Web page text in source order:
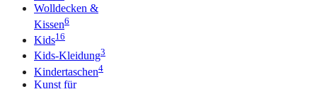
Wolldecken &
Kissen6
Kids16
Kids-Kleidung3
Kindertaschen4
Kunst für